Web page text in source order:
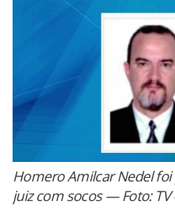
Homero Amilcar Nedel
juiz com socos — Foto: TV